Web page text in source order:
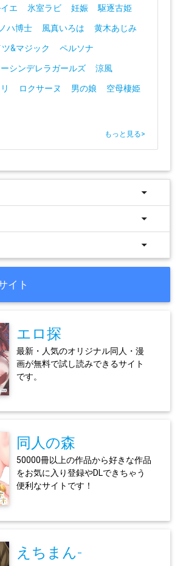
エ
氷室ラビ 妊娠
駆逐古姫
ハ博士 風真いろは
黄木あじみ
&マジック
ペルソナ
シンデレラガールズ
涼風
ロクサーヌ 男の娘
空母棲姫
もっと見る>
arrow_drop_down
arrow_drop_down
arrow_drop_down
イト
エロ探
最新・人気のオリジナル同人・漫
画が無料で試し読みできるサイト
です。
同人の森
50000冊以上の作品から好きな作品
をお気に入り登録やDLできちゃう
便利なサイトです！
えちまん-